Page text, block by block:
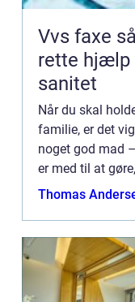
Vvs faxe sådan finder du den
rette hjælp
sanitet
Når du skal
familie, er det
noget god mad
er med til at
m&osla...
Thomas